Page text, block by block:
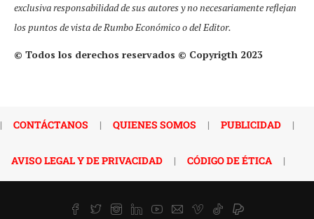
exclusiva responsabilidad de sus autores y no necesariamente reflejan
los puntos de vista de Rumbo Económico o del Editor.
© Todos los derechos reservados © Copyrigth 2023
| CONTÁCTANOS | QUIENES SOMOS | PUBLICIDAD |
AVISO LEGAL Y DE PRIVACIDAD | CÓDIGO DE ÉTICA |